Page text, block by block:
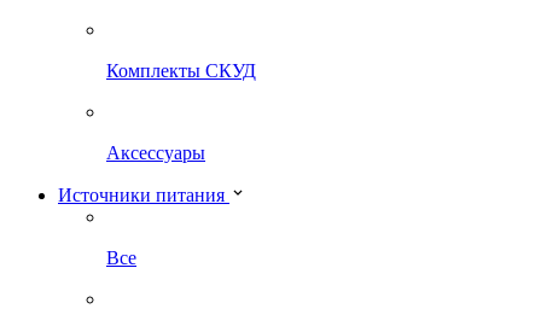
Комплекты СКУД
Аксессуары
Источники питания
Все